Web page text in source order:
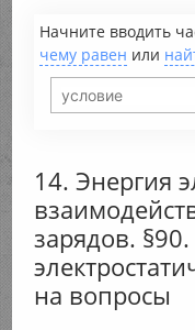
Начните вводить
чему равен или
14. Энергия
зарядов.
на вопросы